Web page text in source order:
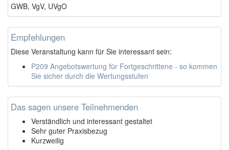
GWB, VgV, UVgO
Empfehlungen
Diese Veranstaltung kann für Sie interessant sein:
P209 Angebotswertung für Fortgeschrittene - so kommen
Sie sicher durch die Wertungsstufen
Das sagen unsere Teilnehmenden
Verständlich und interessant gestaltet
Sehr guter Praxisbezug
Kurzweilig